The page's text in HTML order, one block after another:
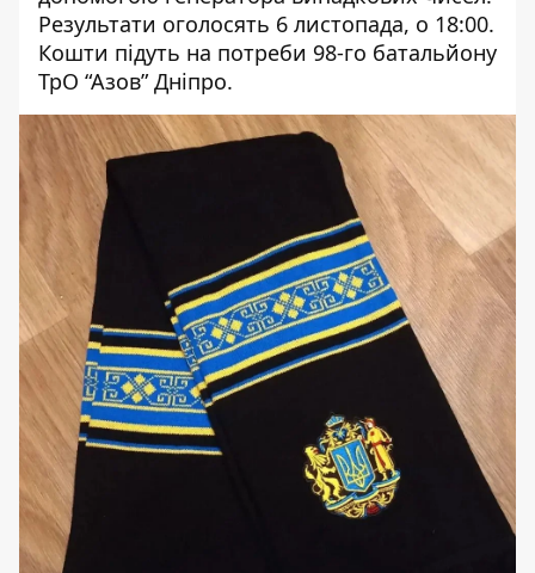
Результати оголосять 6 листопада, о 18:00.
Кошти підуть на потреби 98-го батальйону
ТрО “Азов” Дніпро.